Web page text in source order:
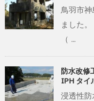
鳥羽市
ました
（ ...
防水改修
IPH タイ
浸透性